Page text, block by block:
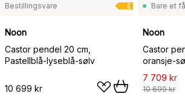
E
Bestillingsvare
Noon
Castor pendel 20 cm,
Pastellblå-lyseblå-sølv
10 699 kr
Bare et
Noon
Castor
oransje-
7 709 kr
10 699 kr